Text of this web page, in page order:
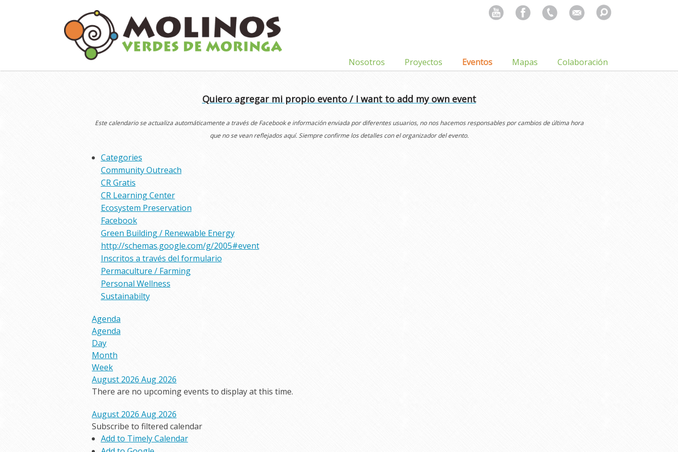
Search
for:
Nosotros Proyectos Eventos Mapas Colaboración
Quiero agregar mi propio evento / I want to add my own event
Este calendario se actualiza automáticamente a través de Facebook e información enviada por diferentes usuarios, no nos hacemos responsables por cambios de última hora
que no se vean reflejados aquí. Siempre confirme los detalles con el organizador del evento.
Categories
Community Outreach
CR Gratis
CR Learning Center
Ecosystem Preservation
Facebook
Green Building / Renewable Energy
http://schemas.google.com/g/2005#event
Inscritos a través del formulario
Permaculture / Farming
Personal Wellness
Sustainabilty
Agenda
Agenda
Day
Month
Week
August 2026 Aug 2026
There are no upcoming events to display at this time.
August 2026 Aug 2026
Subscribe to filtered calendar
Add to Timely Calendar